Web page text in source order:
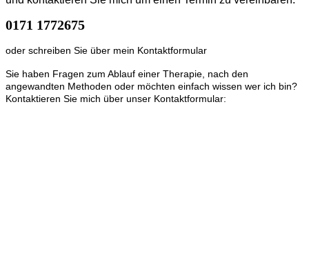
0171 1772675
oder schreiben Sie über mein Kontaktformular
Sie haben Fragen zum Ablauf einer Therapie, nach den
angewandten Methoden oder möchten einfach wissen wer ich bin?
Kontaktieren Sie mich über unser Kontaktformular: